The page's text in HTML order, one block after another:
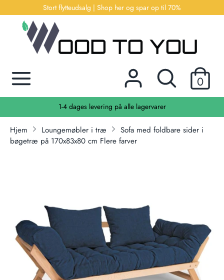
til
indhold
Stort flytteudsalg | Shop her og spar op til 70%
Søg
produkter
0
Søg
1-4 dages levering på alle lagervarer
Hjem Loungemøbler i træ
Sofa med foldbare sider i
bøgetræ på 170x83x80 cm Flere farver